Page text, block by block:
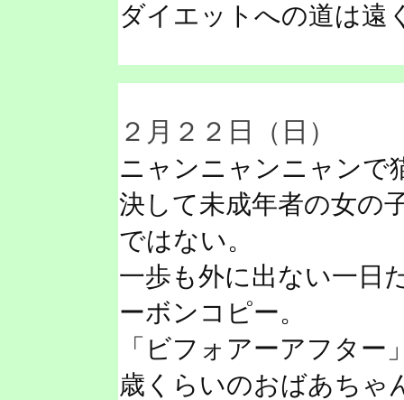
ダイエットへの道は遠
２月２２日（日）
ニャンニャンニャンで
決して未成年者の女の
ではない。
一歩も外に出ない一日
ーボンコピー。
「ビフォアーアフタ
歳くらいのおばあちゃ